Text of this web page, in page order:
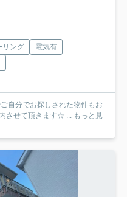
リング
電気有
自分でお探しされた物件もお
させて頂きます☆ ... もっと見